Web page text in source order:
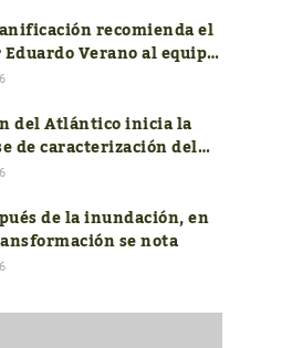
recomienda el
Verano al equipo
el nuevo Gobierno
del Atlántico inicia la
de caracterización del
de la inundación, en
se nota